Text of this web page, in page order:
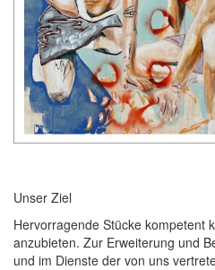
Unser Ziel
Hervorragende Stücke kompetent
anzubieten. Zur Erweiterung und
und im Dienste der von uns